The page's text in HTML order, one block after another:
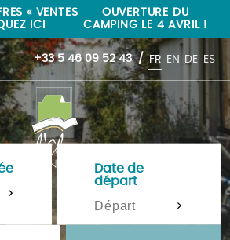
« VENTES
ICI
OUVERTURE DU
CAMPING LE 4 AVRIL !
+33 5 46 09 52 43 FR EN DE ES
>
Date de
départ
>